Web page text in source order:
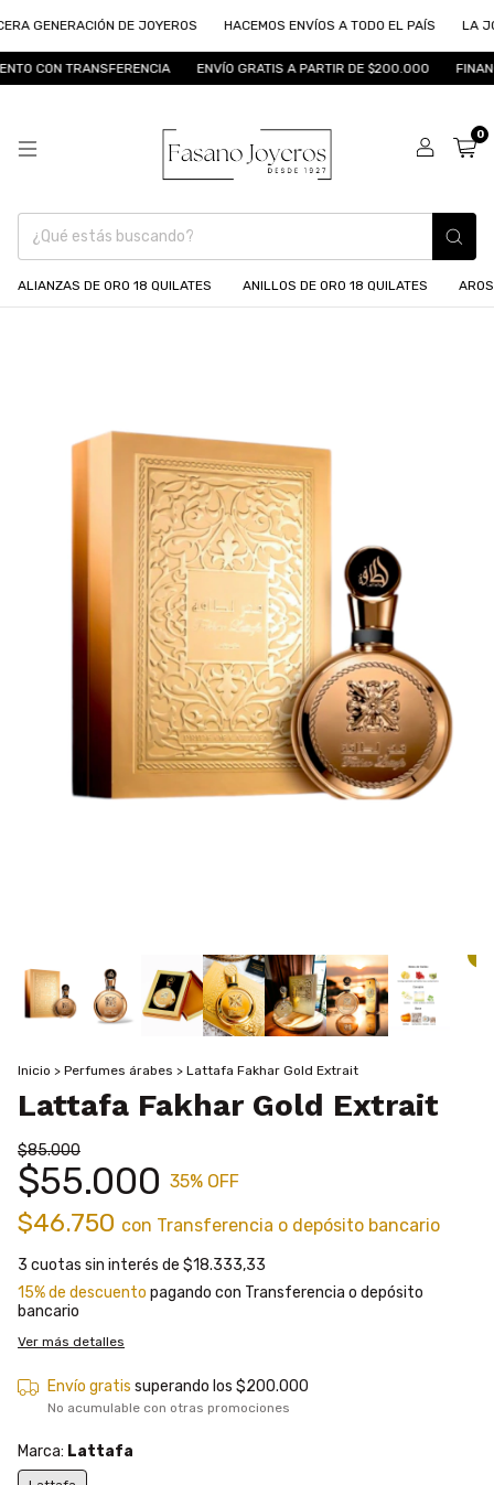
GENERACIÓN DE JOYEROS HACEMOS ENVÍOS A TODO EL PAÍS LA
CON TRANSFERENCIA ENVÍO GRATIS A PARTIR DE $200.000
0
ALIANZAS DE ORO 18 QUILATES ANILLOS DE ORO 18 QUILATES
Inicio > Perfumes árabes > Lattafa Fakhar Gold Extrait
Lattafa Fakhar Gold Extrait
$85.000
$55.000 35% OFF
$46.750 con Transferencia o depósito bancario
3 cuotas sin interés de $18.333,33
15% de descuento pagando con Transferencia o depósito
bancario
Ver más detalles
Envío gratis superando los $200.000
No acumulable con otras promociones
Marca: Lattafa